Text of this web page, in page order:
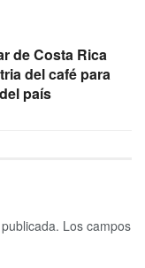
de Costa Rica
del café para
país
Los campos